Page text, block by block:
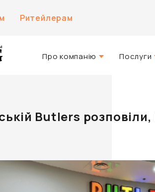
Ритейлерам
Про компанію
Команда UTG
Послуги
Butlers